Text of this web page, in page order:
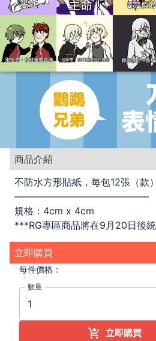
商品介紹
不防水方形貼紙，每包12張（款）
——————————————
規格：4cm x 4cm
***RG專區商品將在9月20日後
立即購買
每件價格：
數量
立即購買